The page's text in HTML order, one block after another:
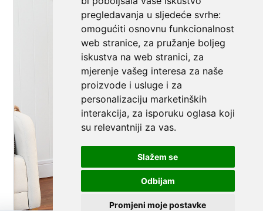
pregledavanja u sljedeće svrhe:
omogućiti osnovnu funkcionalnost
web stranice, za pružanje boljeg
iskustva na web stranici, za
mjerenje vašeg interesa za naše
proizvode i usluge i za
personalizaciju marketinških
interakcija, za isporuku oglasa koji
su relevantniji za vas.
Slažem se
Odbijam
Promjeni moje postavke